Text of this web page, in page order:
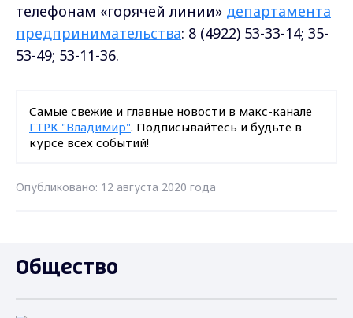
телефонам «горячей линии» департамента
предпринимательства: 8 (4922) 53-33-14; 35-
53-49; 53-11-36.
Самые свежие и главные новости в макс-канале
ГТРК "Владимир". Подписывайтесь и будьте в
курсе всех событий!
Опубликовано: 12 августа 2020 года
Общество